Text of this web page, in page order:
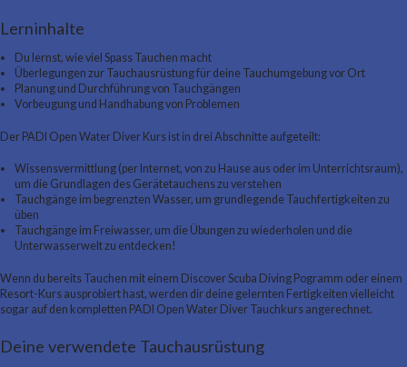
Lerninhalte
Du lernst, wie viel Spass Tauchen macht
Überlegungen zur Tauchausrüstung für deine Tauchumgebung vor Ort
Planung und Durchführung von Tauchgängen
Vorbeugung und Handhabung von Problemen
Der PADI Open Water Diver Kurs ist in drei Abschnitte aufgeteilt:
Wissensvermittlung (per Internet, von zu Hause aus oder im Unterrichtsraum),
um die Grundlagen des Gerätetauchens zu verstehen
Tauchgänge im begrenzten Wasser, um grundlegende Tauchfertigkeiten zu
üben
Tauchgänge im Freiwasser, um die Übungen zu wiederholen und die
Unterwasserwelt zu entdecken!
Wenn du bereits Tauchen mit einem Discover Scuba Diving Pogramm oder einem
Resort-Kurs ausprobiert hast, werden dir deine gelernten Fertigkeiten vielleicht
sogar auf den kompletten PADI Open Water Diver Tauchkurs angerechnet.
Deine verwendete Tauchausrüstung